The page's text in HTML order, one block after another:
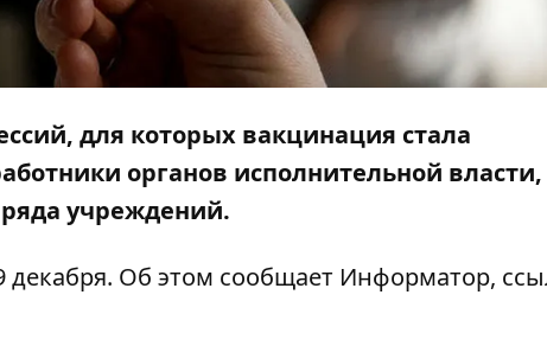
для которых вакцинация стала
органов исполнительной власти,
учреждений.
декабря. Об этом сообщает Информатор,